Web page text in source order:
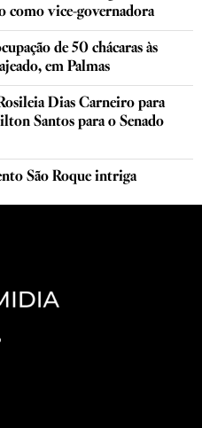
como vice-governadora
de 50 chácaras às
em Palmas
Dias Carneiro para
Santos para o Senado
São Roque intriga